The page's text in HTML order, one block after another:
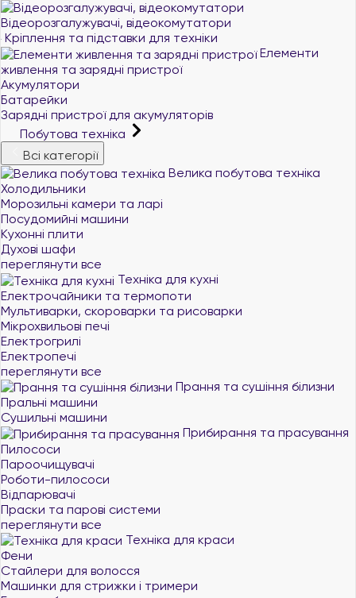
Відеорозгалужувачі, відеокомутатори
Кріплення та підставки для техніки
Елементи
живлення та зарядні пристрої
Акумулятори
Батарейки
Зарядні пристрої для акумуляторів
Побутова техніка
Всі категорії
Велика побутова техніка
Холодильники
Морозильні камери та ларі
Посудомийні машини
Кухонні плити
Духові шафи
переглянути все
Техніка для кухні
Електрочайники та термопоти
Мультиварки, скороварки та рисоварки
Мікрохвильові печі
Електрогрилі
Електропечі
переглянути все
Прання та сушіння білизни
Пральні машини
Сушильні машини
Прибирання та прасування
Пилососи
Пароочищувачі
Роботи-пилососи
Відпарювачі
Праски та парові системи
переглянути все
Техніка для краси
Фени
Стайлери для волосся
Машинки для стрижки і тримери